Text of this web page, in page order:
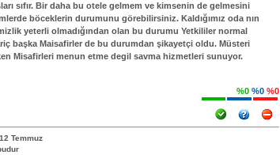
sıfır. Bir daha bu otele gelmem ve kimsenin de gelmesini
böceklerin durumunu görebilirsiniz. Kaldığımız oda nın
yeterli olmadığından olan bu durumu Yetkililer normal
başka Maisafirler de bu durumdan şikayetçi oldu. Müsteri
Misafirleri menun etme degil savma hizmetleri sunuyor.
%0 %0 %0
Temmuz